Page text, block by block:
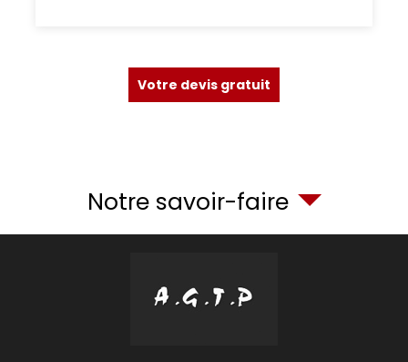
Votre devis gratuit
Notre savoir-faire